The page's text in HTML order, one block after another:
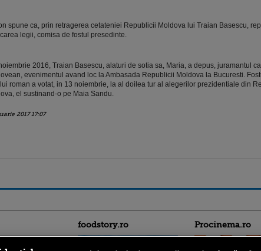
spune ca, prin retragerea cetateniei Republicii Moldova lui Traian Basescu,
legii, comisa de fostul presedinte.
2016, Traian Basescu, alaturi de sotia sa, Maria, a depus, juramantul
evenimentul avand loc la Ambasada Republicii Moldova la Bucuresti.
roman a votat, in 13 noiembrie, la al doilea tur al alegerilor prezidentiale din
el sustinand-o pe Maia Sandu.
2017 17:07
foodstory.ro Procinema.ro